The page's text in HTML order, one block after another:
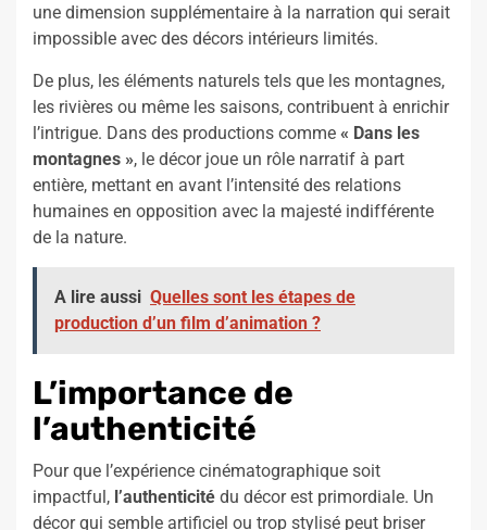
une dimension supplémentaire à la narration qui serait
impossible avec des décors intérieurs limités.
De plus, les éléments naturels tels que les montagnes,
les rivières ou même les saisons, contribuent à enrichir
l’intrigue. Dans des productions comme « Dans les
montagnes », le décor joue un rôle narratif à part
entière, mettant en avant l’intensité des relations
humaines en opposition avec la majesté indifférente
de la nature.
A lire aussi Quelles sont les étapes de
production d’un film d’animation ?
L’importance de
l’authenticité
Pour que l’expérience cinématographique soit
impactful, l’authenticité du décor est primordiale. Un
décor qui semble artificiel ou trop stylisé peut briser